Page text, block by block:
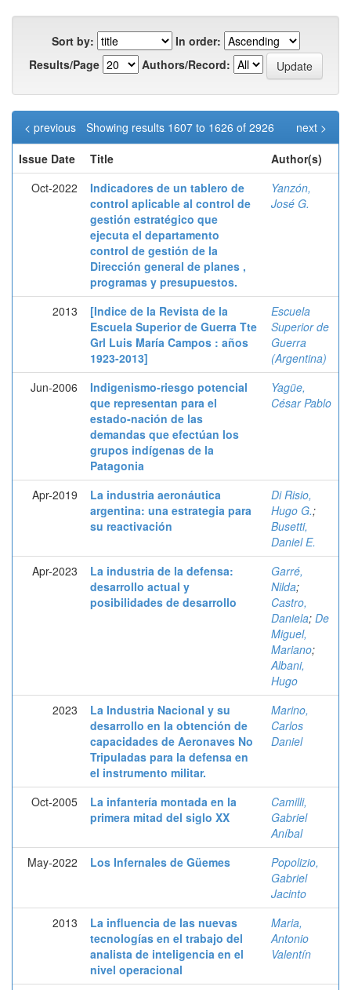
Sort by:
In order:
Results/Page
Authors/Record:
Showing results 1607 to 1626 of 2926
< previous
next >
Issue Date
Title
Author(s)
Oct-2022
Indicadores de un tablero de
control aplicable al control de
gestión estratégico que
ejecuta el departamento
control de gestión de la
Dirección general de planes ,
programas y presupuestos.
Yanzón,
José G.
2013
[Indice de la Revista de la
Escuela Superior de Guerra Tte
Grl Luis María Campos : años
1923-2013]
Escuela
Superior de
Guerra
(Argentina)
Jun-2006
Indigenismo-riesgo potencial
que representan para el
estado-nación de las
demandas que efectúan los
grupos indígenas de la
Patagonia
Yagüe,
César Pablo
Apr-2019
La industria aeronáutica
argentina: una estrategia para
su reactivación
Di Risio,
Hugo G.;
Busetti,
Daniel E.
Apr-2023
La industria de la defensa:
desarrollo actual y
posibilidades de desarrollo
Garré,
Nilda;
Castro,
Daniela; De
Miguel,
Mariano;
Albani,
Hugo
2023
La Industria Nacional y su
desarrollo en la obtención de
capacidades de Aeronaves No
Tripuladas para la defensa en
el instrumento militar.
Marino,
Carlos
Daniel
Oct-2005
La infantería montada en la
primera mitad del siglo XX
Camilli,
Gabriel
Aníbal
May-2022
Los Infernales de Güemes
Popolizio,
Gabriel
Jacinto
2013
La influencia de las nuevas
tecnologías en el trabajo del
analista de inteligencia en el
nivel operacional
Maria,
Antonio
Valentín